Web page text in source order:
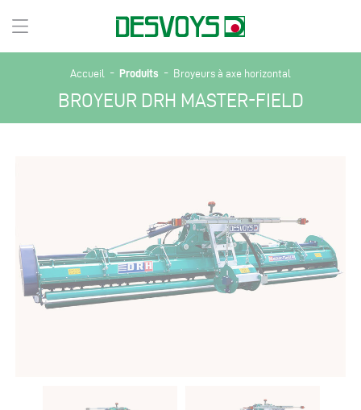
Accueil - Produits - Broyeurs à axe horizontal
BROYEUR DRH MASTER-FIELD